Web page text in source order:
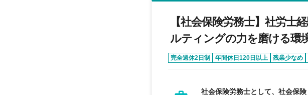
【社会保険労務士】社労
ルティングの力を磨ける環
完全週休2日制 年間休日120日以上 残業少なめ
社会保険労務士として、社会保